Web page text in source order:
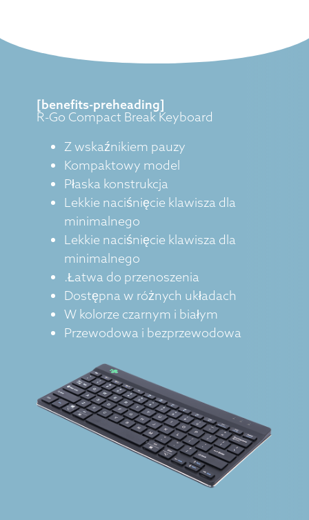
[benefits-preheading]
R-Go Compact Break Keyboard
Z wskaźnikiem pauzy
Kompaktowy model
Płaska konstrukcja
Lekkie naciśnięcie klawisza dla
minimalnego
Lekkie naciśnięcie klawisza dla
minimalnego
.Łatwa do przenoszenia
Dostępna w różnych układach
W kolorze czarnym i białym
Przewodowa i bezprzewodowa